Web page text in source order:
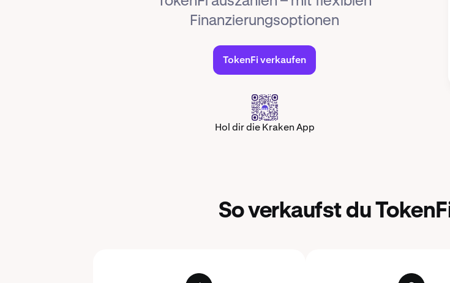
Finanzierungsoptionen
TokenFi verkaufen
Hol dir die Kraken App
So verkaufst du